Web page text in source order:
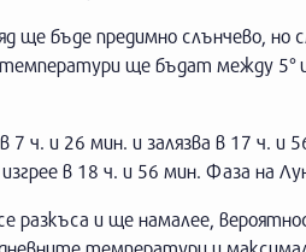
ще бъде предимно слънчево,
ще бъдат между 5°
7 ч. и 26 мин. и залязва в 17 ч.
в 18 ч. и 56 мин. Фаза на
разкъса и ще намалее,